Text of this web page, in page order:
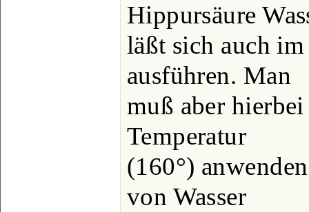
Hippursäure
läßt sich auch
ausführen. Man
muß aber
Temperatur
(160°)
von Wasser